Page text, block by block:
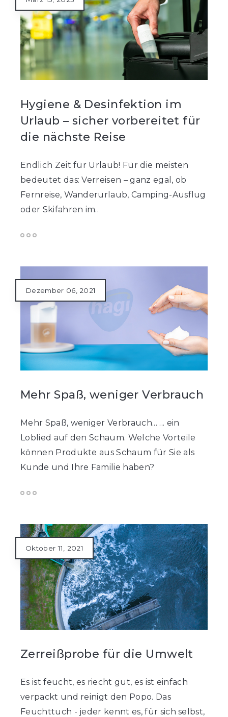
Hygiene & Desinfektion im
Urlaub – sicher vorbereitet für
die nächste Reise
Endlich Zeit für Urlaub! Für die meisten
bedeutet das: Verreisen – ganz egal, ob
Fernreise, Wanderurlaub, Camping-Ausflug
oder Skifahren im..
Mehr Spaß, weniger Verbrauch
Dezember 06, 2021
Mehr Spaß, weniger Verbrauch... ... ein
Loblied auf den Schaum. Welche Vorteile
können Produkte aus Schaum für Sie als
Kunde und Ihre Familie haben?
Zerreißprobe für die Umwelt
Oktober 11, 2021
Es ist feucht, es riecht gut, es ist einfach
verpackt und reinigt den Popo. Das
Feuchttuch - jeder kennt es, für sich selbst,